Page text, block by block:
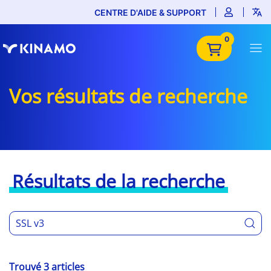
CENTRE D'AIDE & SUPPORT
0
Vos résultats de recherche
Résultats de la recherche
Trouvé 3 articles